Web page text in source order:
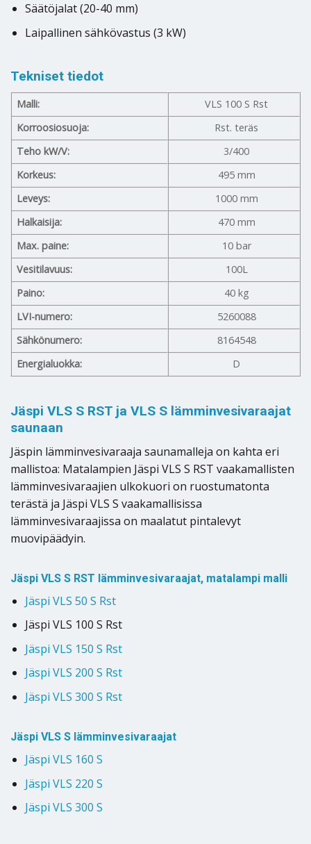
Säätöjalat (20-40 mm)
Laipallinen sähkövastus (3 kW)
Tekniset tiedot
Malli:
VLS 100 S Rst
Korroosiosuoja:
Rst. teräs
Teho kW/V:
3/400
Korkeus:
495 mm
Leveys:
1000 mm
Halkaisija:
470 mm
Max. paine:
10 bar
Vesitilavuus:
100L
Paino:
40 kg
LVI-numero:
5260088
Sähkönumero:
8164548
Energialuokka:
D
Jäspi VLS S RST ja VLS S lämminvesivaraajat
saunaan
Jäspin lämminvesivaraaja saunamalleja on kahta eri
mallistoa: Matalampien Jäspi VLS S RST vaakamallisten
lämminvesivaraajien ulkokuori on ruostumatonta
terästä ja Jäspi VLS S vaakamallisissa
lämminvesivaraajissa on maalatut pintalevyt
muovipäädyin.
Jäspi VLS S RST lämminvesivaraajat, matalampi malli
Jäspi VLS 50 S Rst
Jäspi VLS 100 S Rst
Jäspi VLS 150 S Rst
Jäspi VLS 200 S Rst
Jäspi VLS 300 S Rst
Jäspi VLS S lämminvesivaraajat
Jäspi VLS 160 S
Jäspi VLS 220 S
Jäspi VLS 300 S